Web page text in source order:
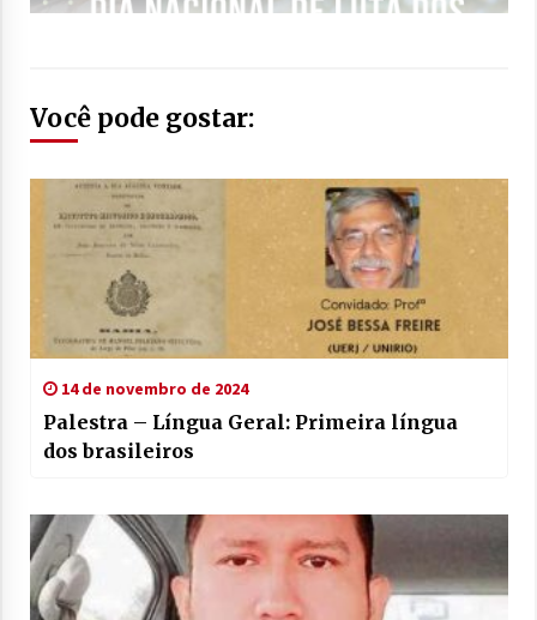
Você pode gostar:
14 de novembro de 2024
Palestra – Língua Geral: Primeira língua
dos brasileiros